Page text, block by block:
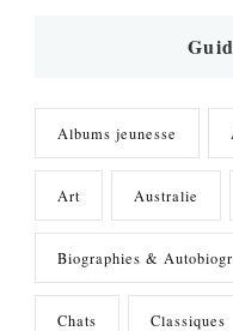
Albums jeunesse
Art Australie
Biographies &
Chats Classiques